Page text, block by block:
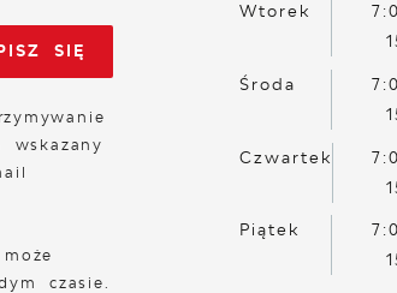
wskazany
czasie.
Wtorek
Środa
Czwartek
Piątek